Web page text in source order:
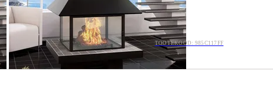
TOOTEKOOD: 985C117FF